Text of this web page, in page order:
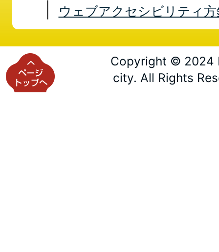
ウェブアクセシビリティ方
Copyright © 2024
city. All Rights